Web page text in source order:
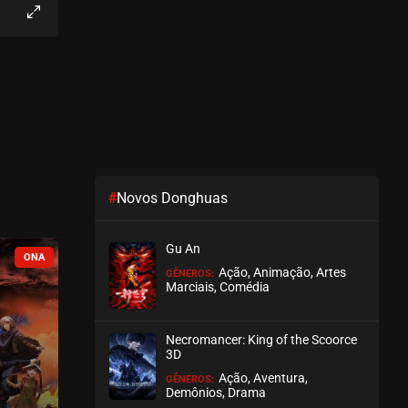
EPISÓDIO 212
ASSISTIDO
EPISÓDIO 210
COMPLETO COMPLETO
#Novos Donghuas
Gu An
GÊNEROS: Ação, Animação, Artes
Marciais, Comédia
Necromancer: King of the Scoorce
3D
GÊNEROS: Ação, Aventura,
Demônios, Drama